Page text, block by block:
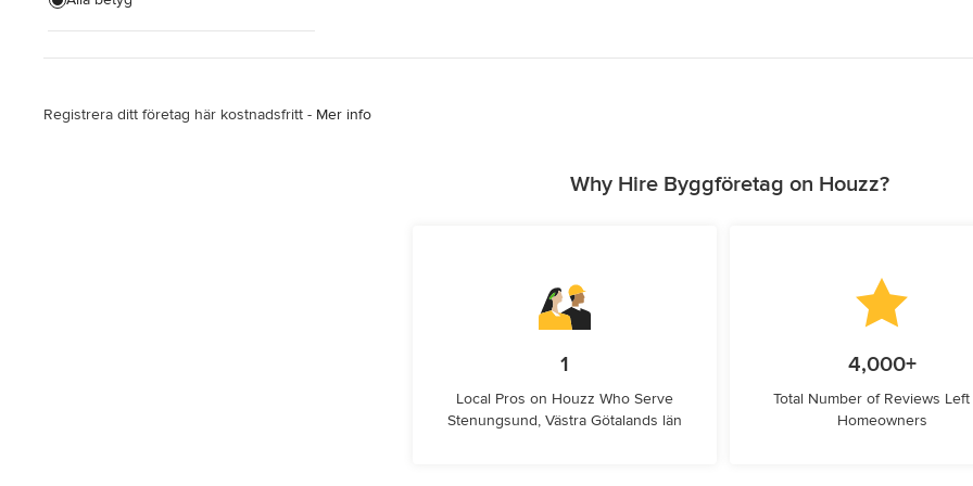
Bygga till fler rum
Visa alla
Registrera ditt företag här kostnadsfritt - Mer info
Why Hire Byggföretag on Houzz?
1
Local Pros on Houzz Who Serve
Stenungsund, Västra Götalands län
4,000+
Total Number of Reviews
Homeowners